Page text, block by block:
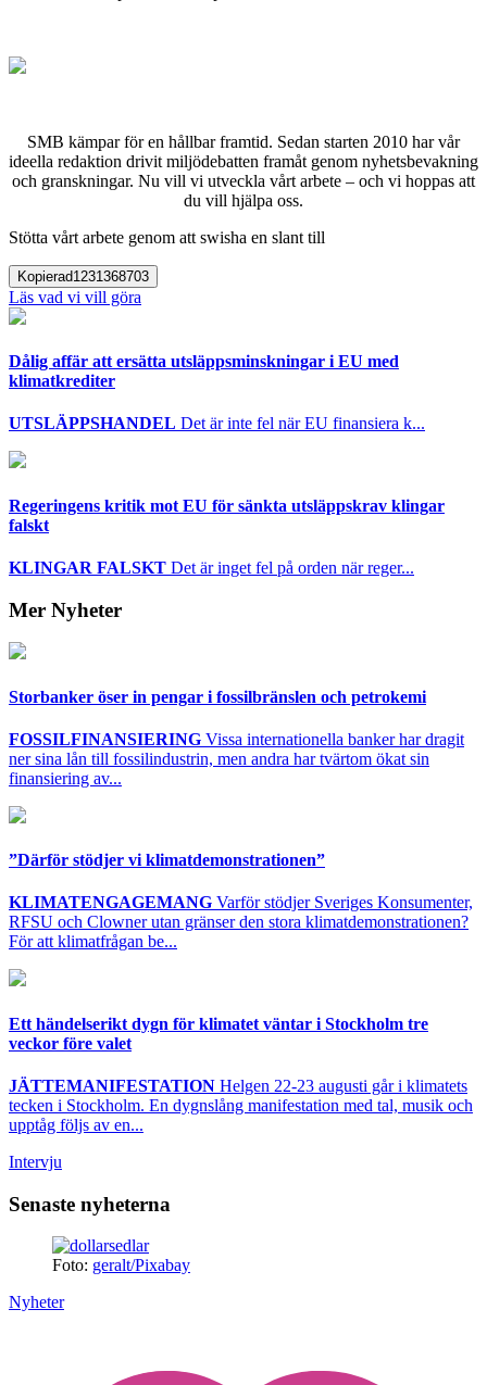
SMB kämpar för en hållbar framtid. Sedan starten 2010 har vår
ideella redaktion drivit miljödebatten framåt genom nyhetsbevakning
och granskningar. Nu vill vi utveckla vårt arbete – och vi hoppas att
du vill hjälpa oss.
Stötta vårt arbete genom att swisha en slant till
Kopierad1231368703
Läs vad vi vill göra
Dålig affär att ersätta utsläppsminskningar i EU med
klimatkrediter
UTSLÄPPSHANDEL Det är inte fel när EU finansiera k...
Regeringens kritik mot EU för sänkta utsläppskrav klingar
falskt
KLINGAR FALSKT Det är inget fel på orden när reger...
Mer Nyheter
Storbanker öser in pengar i fossilbränslen och petrokemi
FOSSILFINANSIERING Vissa internationella banker har dragit
ner sina lån till fossilindustrin, men andra har tvärtom ökat sin
finansiering av...
”Därför stödjer vi klimatdemonstrationen”
KLIMATENGAGEMANG Varför stödjer Sveriges Konsumenter,
RFSU och Clowner utan gränser den stora klimatdemonstrationen?
För att klimatfrågan be...
Ett händelserikt dygn för klimatet väntar i Stockholm tre
veckor före valet
JÄTTEMANIFESTATION Helgen 22-23 augusti går i klimatets
tecken i Stockholm. En dygnslång manifestation med tal, musik och
upptåg följs av en...
Intervju
Senaste nyheterna
Foto: geralt/Pixabay
Nyheter